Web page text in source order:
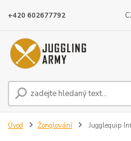
+420 602677792
Úvod Žonglování Jugglequip